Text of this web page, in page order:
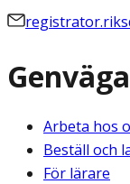
Arbeta hos
Beställ och
För lärare